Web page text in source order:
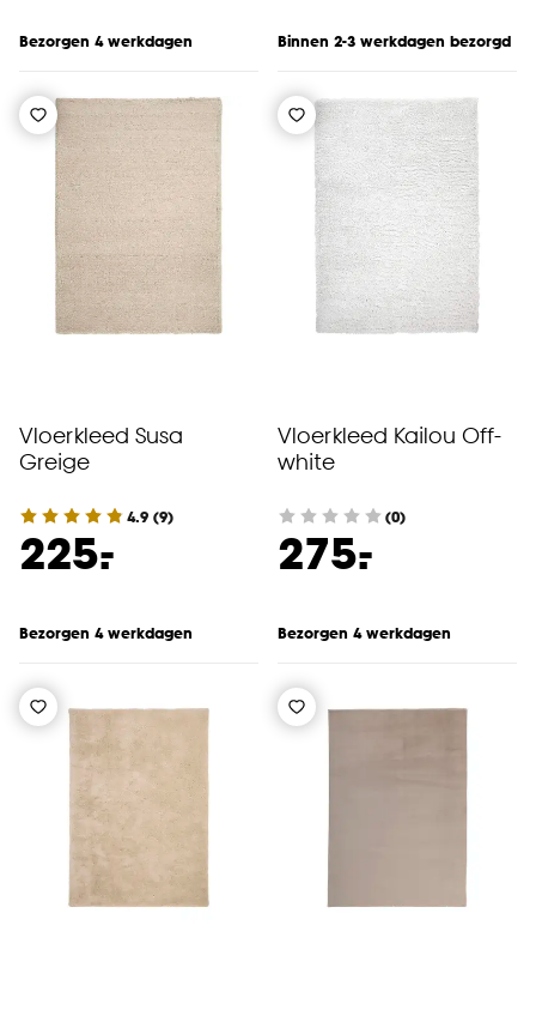
Bezorgen 4 werkdagen Binnen 2-3 werkdagen bezorgd
Vloerkleed Susa
Greige
4.9 (9)
225.
-
Bezorgen 4 werkdagen
Vloerkleed Kailou Off-
white
(0)
275.
-
Bezorgen 4 werkdagen